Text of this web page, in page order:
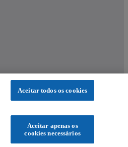
Aceitar todos os cookies
Aceitar apenas os
cookies necessários